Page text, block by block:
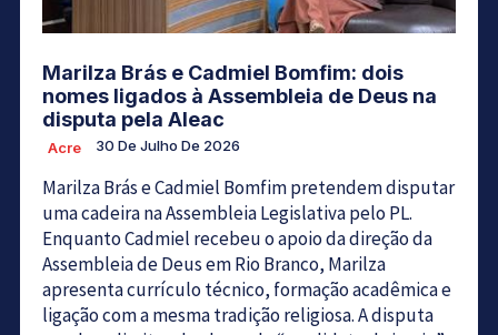
Marilza Brás e Cadmiel Bomfim: dois
nomes ligados à Assembleia de Deus na
disputa pela Aleac
Acre 30 De Julho De 2026
Marilza Brás e Cadmiel Bomfim pretendem disputar
uma cadeira na Assembleia Legislativa pelo PL.
Enquanto Cadmiel recebeu o apoio da direção da
Assembleia de Deus em Rio Branco, Marilza
apresenta currículo técnico, formação acadêmica e
ligação com a mesma tradição religiosa. A disputa